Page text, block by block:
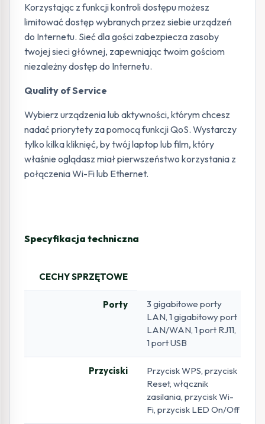
Korzystając z funkcji kontroli dostępu możesz
limitować dostęp wybranych przez siebie urządzeń
do Internetu. Sieć dla gości zabezpiecza zasoby
twojej sieci głównej, zapewniając twoim gościom
niezależny dostęp do Internetu.
Quality of Service
Wybierz urządzenia lub aktywności, którym chcesz
nadać priorytety za pomocą funkcji QoS. Wystarczy
tylko kilka kliknięć, by twój laptop lub film, który
właśnie oglądasz miał pierwszeństwo korzystania z
połączenia Wi-Fi lub Ethernet.
Specyfikacja techniczna
CECHY SPRZĘTOWE
Porty
3 gigabitowe porty
LAN, 1 gigabitowy port
LAN/WAN, 1 port RJ11,
1 port USB
Przyciski
Przycisk WPS, przycisk
Reset, włącznik
zasilania, przycisk Wi-
Fi, przycisk LED On/Off